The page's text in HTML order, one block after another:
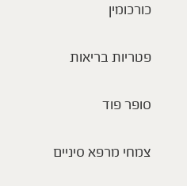
כורכומין
פטריות בריאות
סופר פוד
צמחי מרפא סיניים